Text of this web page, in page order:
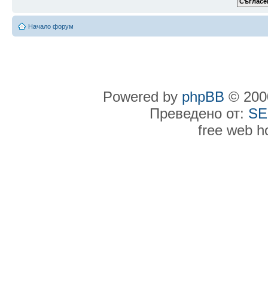
Начало форум
Powered by phpBB ©
Преведено от:
free web